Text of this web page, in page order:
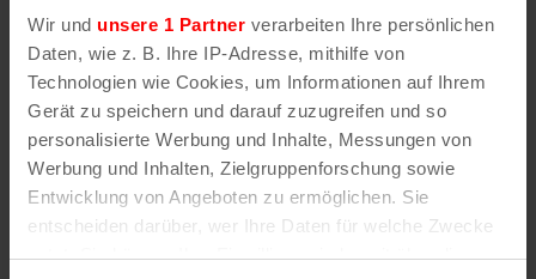
Wir und unsere 1 Partner verarbeiten Ihre persönlichen
Daten, wie z. B. Ihre IP-Adresse, mithilfe von
Technologien wie Cookies, um Informationen auf Ihrem
Gerät zu speichern und darauf zuzugreifen und so
personalisierte Werbung und Inhalte, Messungen von
Werbung und Inhalten, Zielgruppenforschung sowie
Entwicklung von Angeboten zu ermöglichen. Sie
entscheiden darüber, wer Ihre Daten für welche Zwecke
nutzt. Sie können Ihre Einwilligung jederzeit über die
Die in Köln ansässigen Kreditinstitute wie die PSD
Bank Köln, die Kölner Bank, die Pax Bank Köln, die
Sparkasse KölnBonn und die Kreissparkasse Köln
bieten Studenten im Rahmen vonPraktikaoder
Studentenjobsdie Möglichkeit, erste Einblicke in
das Bank- und Finanzwesen zu erhalten. Darüber
hinaus besetzen viele Kreditinstitute in Köln jedes
JahrAusbildungsplätzezur/zum Bankkauffrau/-
mann, duale Studienplätze und Traineestellen.